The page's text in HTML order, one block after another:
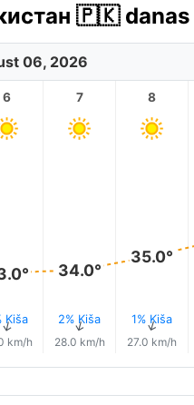
🇵🇰 danas
06, 2026
6
Kiša
km/h
7
34.0°
2% Kiša
↑
28.0 km/h
8
35.0°
1% Kiša
↑
27.0 km/h